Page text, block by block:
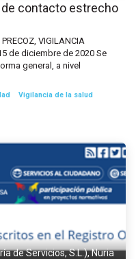
contacto estrecho
VIGILANCIA
de diciembre de 2020 Se
general, a nivel
Vigilancia de la salud
de Servicios, S.L.), Nuria